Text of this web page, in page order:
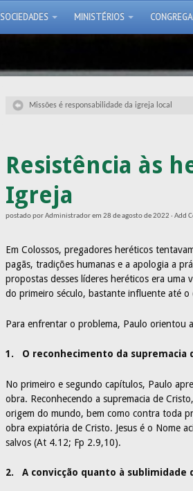
SOCIEDADES MINISTÉRIOS
Missões é responsabilidade da igreja local
Resistência às
Igreja
postado porAdministradorem28 de agosto de 2022 ·Add
Em Colossos, pregadores heréticos
pagãs, tradições humanas e a apologia a
propostas desses líderes heréticos era
do primeiro século, bastante influente até
Para enfrentar o problema, Paulo orientou
1. O reconhecimento da supremacia
No primeiro e segundo capítulos, Paulo
obra. Reconhecendo a supremacia de
origem do mundo, bem como contra toda
obra expiatória de Cristo. Jesus é o Nome
salvos (At 4.12; Fp 2.9,10).
2. A convicção quanto à sublimidade